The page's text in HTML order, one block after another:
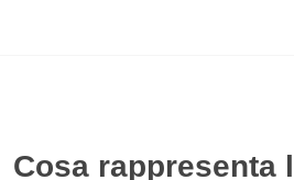
Cosa rappresenta